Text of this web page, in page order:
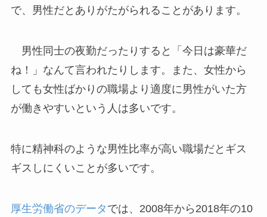
で、男性だとありがたがられることがあります。
男性同士の夜勤だったりすると「今日は豪華だ
ね！」なんて言われたりします。また、女性から
しても女性ばかりの職場より適度に男性がいた方
が働きやすいという人は多いです。
特に精神科のような男性比率が高い職場だとギス
ギスしにくいことが多いです。
厚生労働省のデータ では、2008年から2018年の10